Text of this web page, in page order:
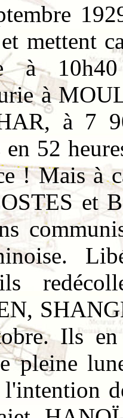
mettent
à
à
à 7
en 52
! Mais à
et
Ils en
pleine